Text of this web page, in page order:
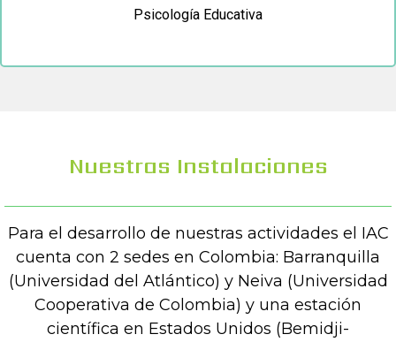
Psicología Educativa
Nuestras Instalaciones
Para el desarrollo de nuestras actividades el IAC
cuenta con 2 sedes en Colombia: Barranquilla
(Universidad del Atlántico) y Neiva (Universidad
Cooperativa de Colombia) y una estación
científica en Estados Unidos (Bemidji-